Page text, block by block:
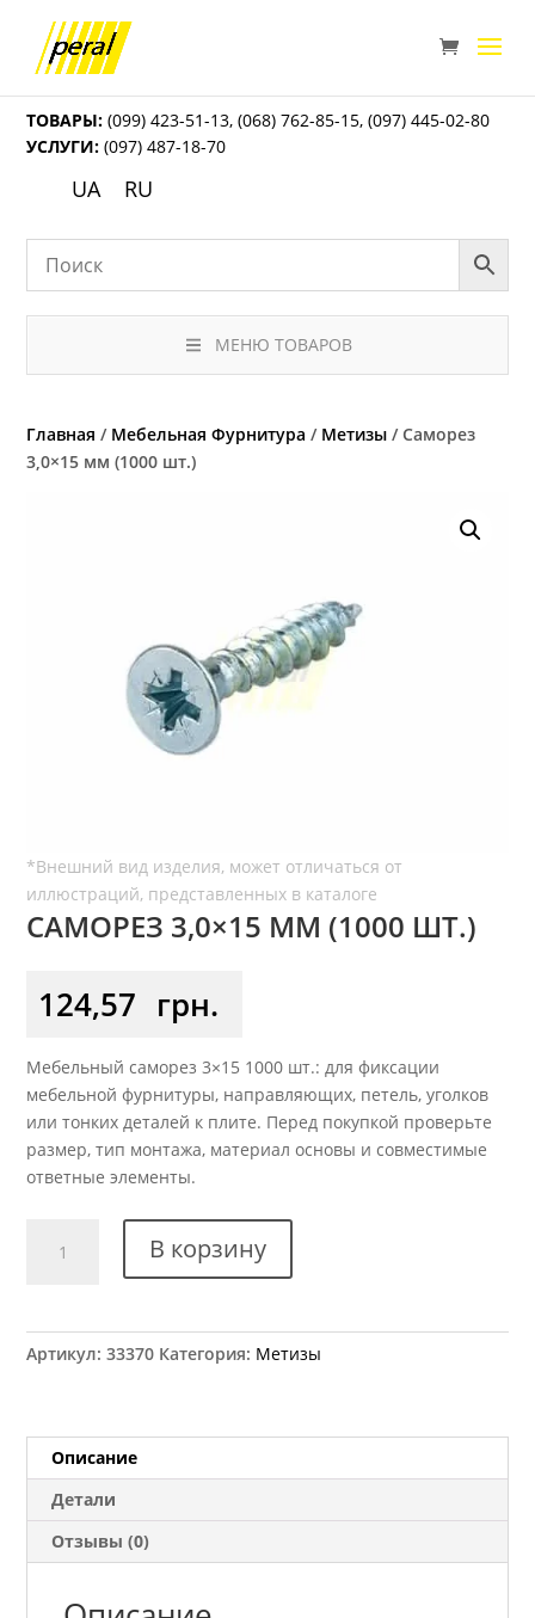
ТОВАРЫ: (099) 423-51-13,(068) 762-85-15,(097) 445-02-80
УСЛУГИ: (097) 487-18-70
UA RU
МЕНЮ ТОВАРОВ
Главная / Мебельная Фурнитура / Метизы / Саморез
3,0×15 мм (1000 шт.)
САМОРЕЗ 3,0×15 ММ (1000 ШТ.)
124,57 грн.
Мебельный саморез 3×15 1000 шт.: для фиксации
мебельной фурнитуры, направляющих, петель, уголков
или тонких деталей к плите. Перед покупкой проверьте
размер, тип монтажа, материал основы и совместимые
ответные элементы.
товара
(1000
В корзину
Артикул:33370 Категория: Метизы
Описание
Детали
Отзывы (0)